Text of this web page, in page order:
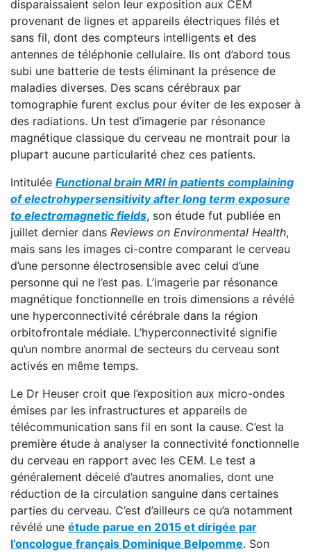
disparaissaient selon leur exposition aux CEM
provenant de lignes et appareils électriques filés et
sans fil, dont des compteurs intelligents et des
antennes de téléphonie cellulaire. Ils ont d’abord tous
subi une batterie de tests éliminant la présence de
maladies diverses. Des scans cérébraux par
tomographie furent exclus pour éviter de les exposer à
des radiations. Un test d’imagerie par résonance
magnétique classique du cerveau ne montrait pour la
plupart aucune particularité chez ces patients.
Intitulée Functional brain MRI in patients complaining
of electrohypersensitivity after long term exposure
to electromagnetic fields, son étude fut publiée en
juillet dernier dans Reviews on Environmental Health,
mais sans les images ci-contre comparant le cerveau
d’une personne électrosensible avec celui d’une
personne qui ne l’est pas. L’imagerie par résonance
magnétique fonctionnelle en trois dimensions a révélé
une hyperconnectivité cérébrale dans la région
orbitofrontale médiale. L’hyperconnectivité signifie
qu’un nombre anormal de secteurs du cerveau sont
activés en même temps.
Le Dr Heuser croit que l’exposition aux micro-ondes
émises par les infrastructures et appareils de
télécommunication sans fil en sont la cause. C’est la
première étude à analyser la connectivité fonctionnelle
du cerveau en rapport avec les CEM. Le test a
généralement décelé d’autres anomalies, dont une
réduction de la circulation sanguine dans certaines
parties du cerveau. C’est d’ailleurs ce qu’a notamment
révélé une étude parue en 2015 et dirigée par
l’oncologue français Dominique Belpomme. Son